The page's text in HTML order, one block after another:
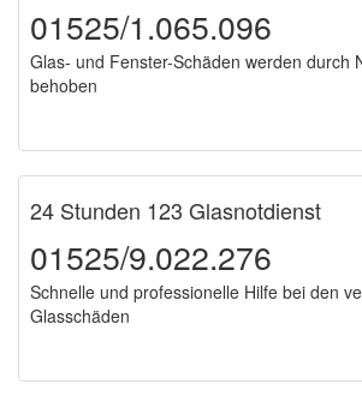
01525/1.065.096
Glas- und Fenster-Schäden werden durch
behoben
24 Stunden 123 Glasnotdienst
01525/9.022.276
Schnelle und professionelle Hilfe bei den
Glasschäden